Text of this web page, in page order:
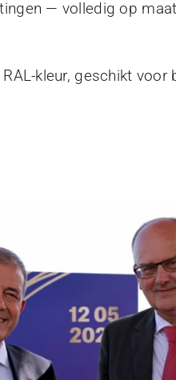
— volledig op
kleur, geschikt voor